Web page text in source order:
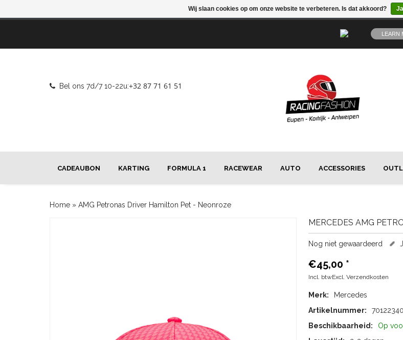
LEARN
Bel ons 7d/7 10-22u:+32 87 71 61 51
CADEAUBON KARTING FORMULA 1 RACEWEAR AUTO ACCESSORIES
Home » AMG Petronas Driver Hamilton Pet - Neonroze
MERCEDES AMG
Nog niet gewaardeerd
€45,00 *
Incl. btwExcl. Verzendkosten
Merk:
Mercedes
Artikelnummer:
Beschikbaarheid:
Op
Wij slaan cookies op om onze website te verbeteren. Is dat akkoord? Ja